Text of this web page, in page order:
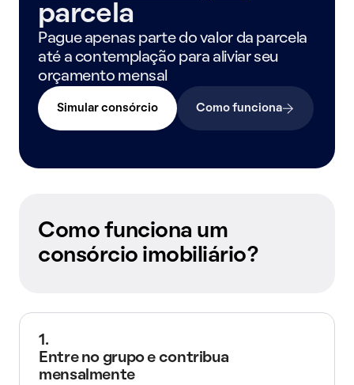
parcela
Pague apenas parte do valor da parcela
até a contemplação para aliviar seu
orçamento mensal
Simular consórcio Como funciona
Como funciona um
consórcio imobiliário?
1.
Entre no grupo e contribua
mensalmente